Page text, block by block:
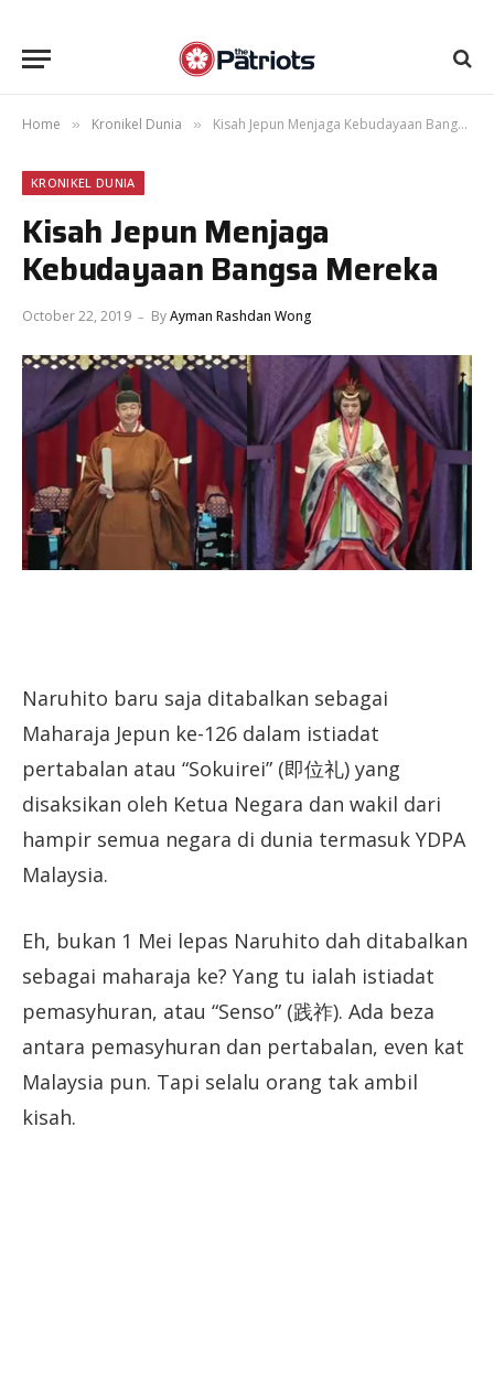
Home » Kronikel Dunia » Kisah Jepun Menjaga Kebudayaan Bangsa Mereka
KRONIKEL DUNIA
Kisah Jepun Menjaga
Kebudayaan Bangsa Mereka
October 22, 2019 ByAyman Rashdan Wong
Naruhito baru saja ditabalkan sebagai
Maharaja Jepun ke-126 dalam istiadat
pertabalan atau “Sokuirei” (即位礼) yang
disaksikan oleh Ketua Negara dan wakil dari
hampir semua negara di dunia termasuk YDPA
Malaysia.
Eh, bukan 1 Mei lepas Naruhito dah ditabalkan
sebagai maharaja ke? Yang tu ialah istiadat
pemasyhuran, atau “Senso” (践祚). Ada beza
antara pemasyhuran dan pertabalan, even kat
Malaysia pun. Tapi selalu orang tak ambil
kisah.